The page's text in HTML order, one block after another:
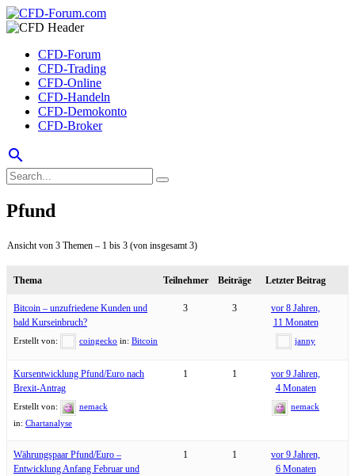
CFD-Forum
CFD-Trading
CFD-Online
CFD-Handeln
CFD-Demokonto
CFD-Broker
search
Pfund
Ansicht von 3 Themen – 1 bis 3 (von insgesamt 3)
Thema Teilnehmer Beiträge Letzter Beitrag
Bitcoin – unzufriedene Kunden und
bald Kurseinbruch?
Erstellt von: coingecko in: Bitcoin
3 3
vor 8 Jahren,
11 Monaten
janny
Kursentwicklung Pfund/Euro nach
Brexit-Antrag
Erstellt von:
nemack
in: Chartanalyse
1 1
vor 9 Jahren,
4 Monaten
nemack
Währungspaar Pfund/Euro –
Entwicklung Anfang Februar und
1 1
vor 9 Jahren,
6 Monaten